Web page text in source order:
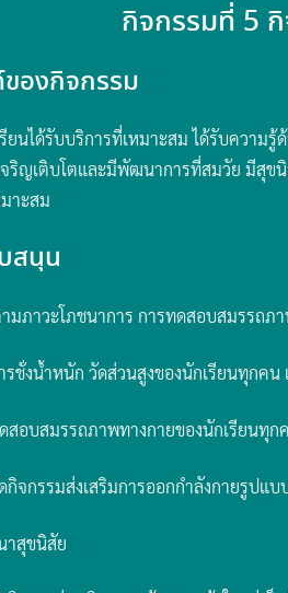
กิจกรรมที่ 5 กิ
องกิจกรรม
รียนได้รับบริการที่เหมาะสม ได้รับควา
ริญเติบโตและมีพัฒนาการที่สมวัย มีสุข
าะสม
สนุน
ภาวะโภชนาการ การทดสอบสมรรถภ
ชั่งน้ำหนัก วัดส่วนสูงของนักเรียนทุกคน
สอบสมรรถภาพทางกายของนักเรียนทุ
จกรรมส่งเสริมการออกกำลังกายรูปแ
สุขนิสัย